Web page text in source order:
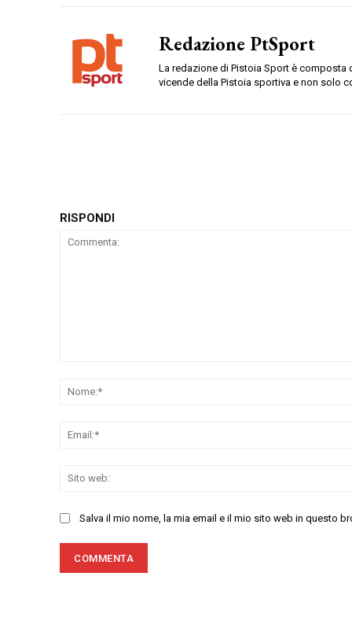
Redazione PtSport
La redazione di Pistoia Sport è
vicende della Pistoia sportiva e non solo
RISPONDI
Salva il mio nome, la mia email e il mio sito web in questo